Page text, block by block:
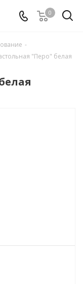
0
-
"Перо" белая